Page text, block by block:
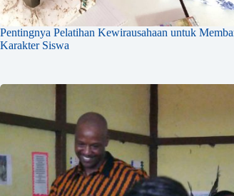
Pentingnya Pelatihan Kewirausahaan untuk
Karakter Siswa